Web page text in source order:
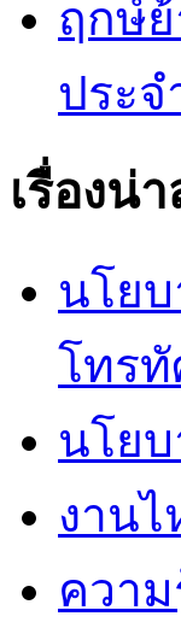
ฤกษ์
ประจ
เรื่องน่
นโย
โทร
นโย
งานไ
ควา